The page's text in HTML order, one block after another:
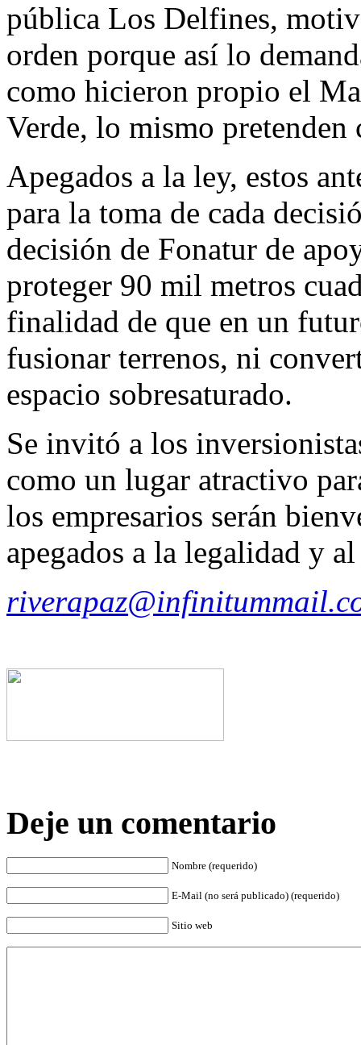
pública Los Delfines,
orden porque así lo
como hicieron propio el
Verde, lo mismo
Apegados a la ley, estos
para la toma de cada
decisión de Fonatur de
proteger 90 mil metros
finalidad de que en un
fusionar terrenos, ni
espacio sobresaturado.
Se invitó a los
como un lugar atractivo
los empresarios serán
apegados a la legalidad y
Deje un comentario
Nombre (requerido)
E-Mail (no será publicado) (requerido)
Sitio web